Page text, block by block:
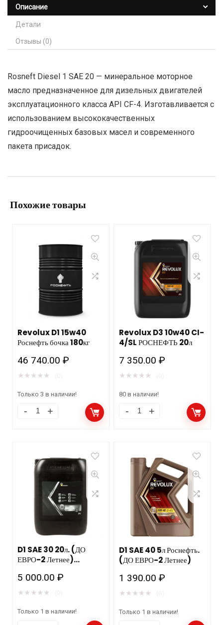
Описание
Детали
Отзывы (0)
Rosneft Diesel 1 SAE 20 — минеральное моторное
масло предназначенное для дизельных двигателей
эксплуатационного класса API CF-4. Изготавливается с
использованием высококачественных
гидроочищенных базовых масел и современного
пакета присадок.
Похожие товары
Revolux D1 15w40
Роснефть бочка 180кг
46 740.00₽
★ ★ ★ ★ ★
Только 3 в наличии!
Revolux D3 10w40 CI-
4/SL РОСНЕФТЬ 20л
7 350.00₽
★ ★ ★ ★ ★
80 в наличии!
D1 SAE 30 20л. (ДО
ЕВРО-2 Летнее)
5 000.00₽
★ ★ ★ ★ ★
Только 1 в наличии!
D1 SAE 40 5л Роснефть.
(ДО ЕВРО-2 Летнее)
1 390.00₽
★ ★ ★ ★ ★
Только 1 в наличии!